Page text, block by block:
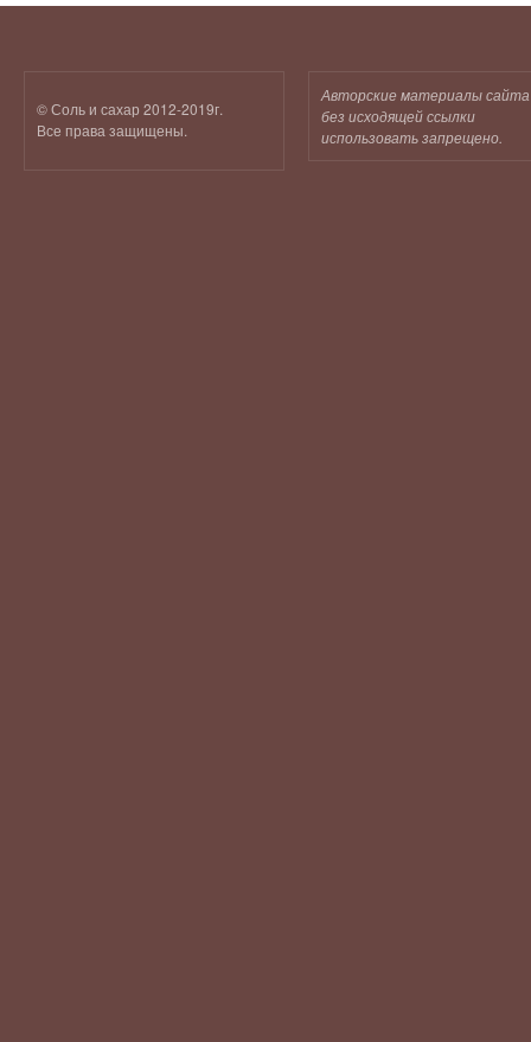
© Соль и сахар 2012-2019г.
Все права защищены.
Авторские материалы сайта
без исходящей ссылки
использовать запрещено.